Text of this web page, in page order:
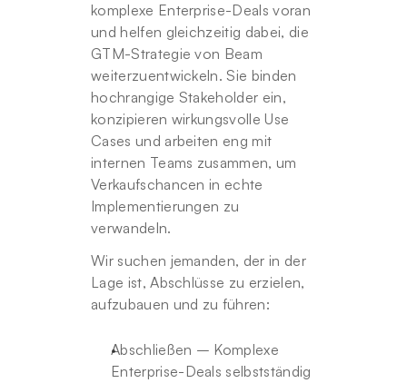
komplexe Enterprise-Deals voran
und helfen gleichzeitig dabei, die
GTM-Strategie von Beam
weiterzuentwickeln. Sie binden
hochrangige Stakeholder ein,
konzipieren wirkungsvolle Use
Cases und arbeiten eng mit
internen Teams zusammen, um
Verkaufschancen in echte
Implementierungen zu
verwandeln.
Wir suchen jemanden, der in der
Lage ist, Abschlüsse zu erzielen,
aufzubauen und zu führen:
Abschließen – Komplexe
Enterprise-Deals selbstständig